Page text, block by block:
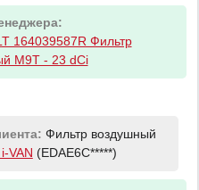
164039587R Фильтр
M9T - 23 dCi
Фильтр воздушный
VAN (EDAE6C*****)